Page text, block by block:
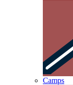
Camps